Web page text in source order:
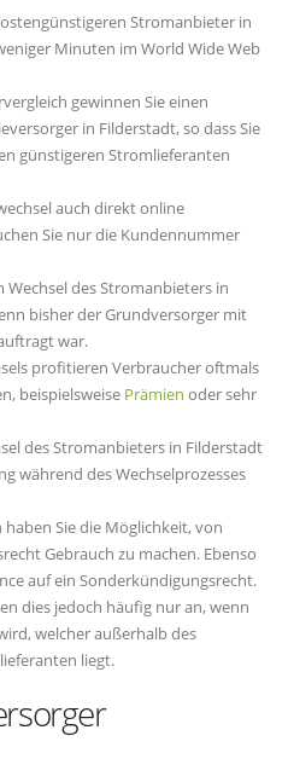
Stromanbieter in
Minuten im World Wide Web
gewinnen Sie einen
in Filderstadt, so dass Sie
günstigeren Stromlieferanten
auch direkt online
Sie nur die Kundennummer
Wechsel des Stromanbieters in
bisher der Grundversorger mit
war.
profitieren Verbraucher oftmals
beispielsweise Prämien oder sehr
des Stromanbieters in Filderstadt
während des Wechselprozesses
haben Sie die Möglichkeit, von
Gebrauch zu machen. Ebenso
auf ein Sonderkündigungsrecht.
dies jedoch häufig nur an, wenn
welcher außerhalb des
liegt.